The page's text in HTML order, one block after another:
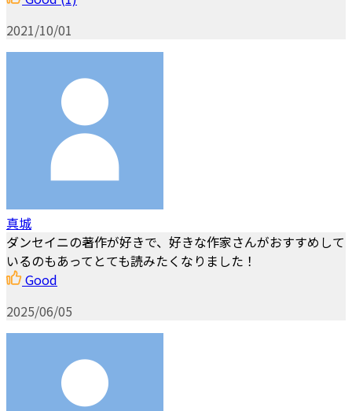
2021/10/01
真城
ダンセイニの著作が好きで、好きな作家さんがおすすめして
いるのもあってとても読みたくなりました！
Good
2025/06/05